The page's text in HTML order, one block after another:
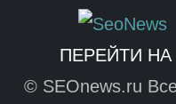
ПЕРЕЙТИ
© SEOnews.ru